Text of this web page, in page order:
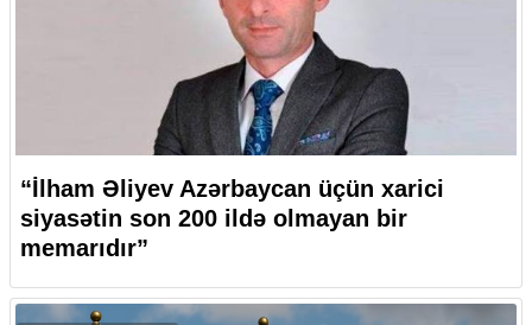
“İlham Əliyev Azərbaycan üçün xarici
siyasətin son 200 ildə olmayan bir
memarıdır”